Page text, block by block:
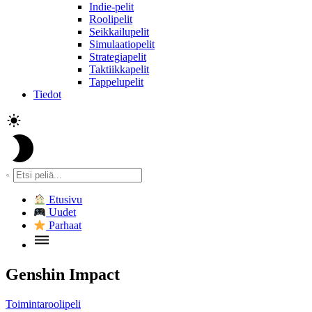
Indie-pelit
Roolipelit
Seikkailupelit
Simulaatiopelit
Strategiapelit
Taktiikkapelit
Tappelupelit
Tiedot
Etusivu
Uudet
Parhaat
Genshin Impact
Toimintaroolipeli